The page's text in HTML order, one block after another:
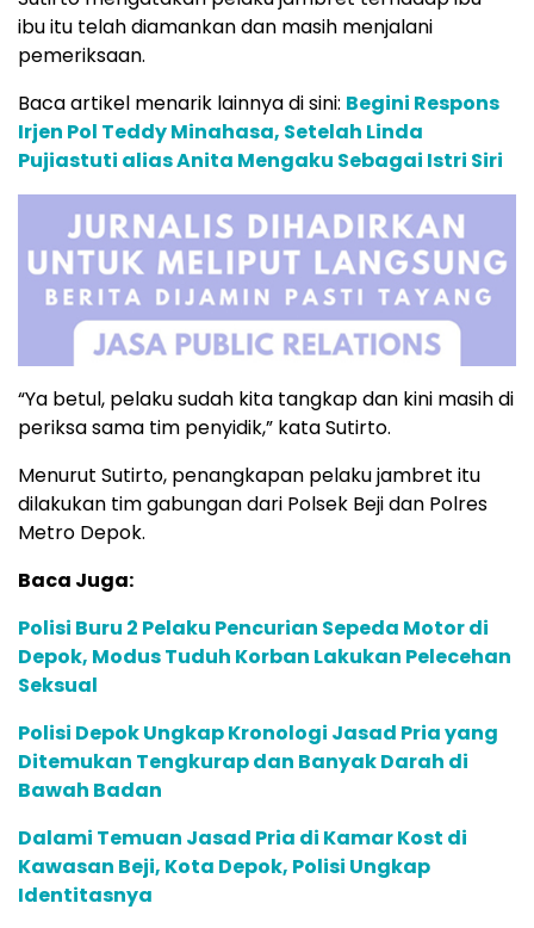
ibu itu telah diamankan dan masih menjalani
pemeriksaan.
Baca artikel menarik lainnya di sini: Begini Respons
Irjen Pol Teddy Minahasa, Setelah Linda
Pujiastuti alias Anita Mengaku Sebagai Istri Siri
“Ya betul, pelaku sudah kita tangkap dan kini masih di
periksa sama tim penyidik,” kata Sutirto.
Menurut Sutirto, penangkapan pelaku jambret itu
dilakukan tim gabungan dari Polsek Beji dan Polres
Metro Depok.
Baca Juga:
Polisi Buru 2 Pelaku Pencurian Sepeda Motor di
Depok, Modus Tuduh Korban Lakukan Pelecehan
Seksual
Polisi Depok Ungkap Kronologi Jasad Pria yang
Ditemukan Tengkurap dan Banyak Darah di
Bawah Badan
Dalami Temuan Jasad Pria di Kamar Kost di
Kawasan Beji, Kota Depok, Polisi Ungkap
Identitasnya